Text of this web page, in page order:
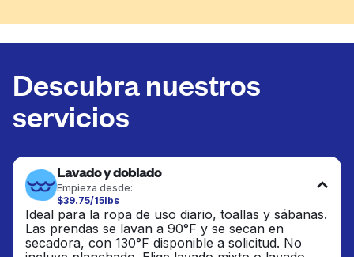
Descubra nuestros
servicios
Lavado y doblado
Empieza desde:
$39.75/15lbs
Ideal para la ropa de uso diario, toallas y sábanas.
Las prendas se lavan a 90°F y se secan en
secadora, con 130°F disponible a solicitud. No